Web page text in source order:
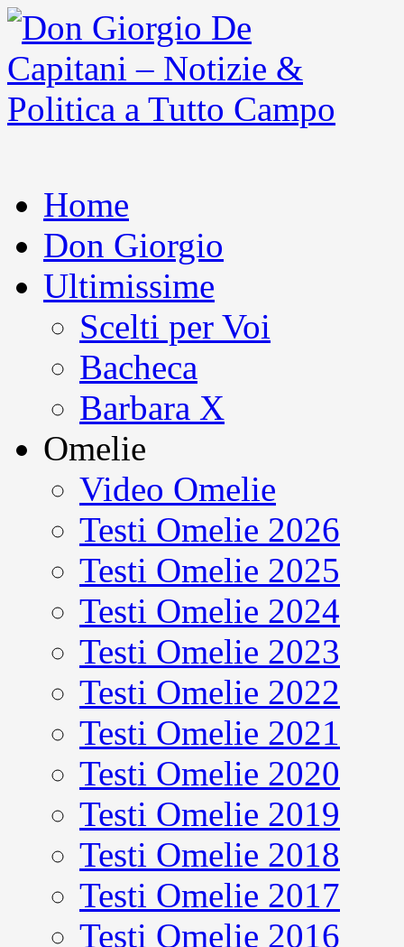
Home
Don Giorgio
Ultimissime
Scelti per Voi
Bacheca
Barbara X
Omelie
Video Omelie
Testi Omelie 2026
Testi Omelie 2025
Testi Omelie 2024
Testi Omelie 2023
Testi Omelie 2022
Testi Omelie 2021
Testi Omelie 2020
Testi Omelie 2019
Testi Omelie 2018
Testi Omelie 2017
Testi Omelie 2016